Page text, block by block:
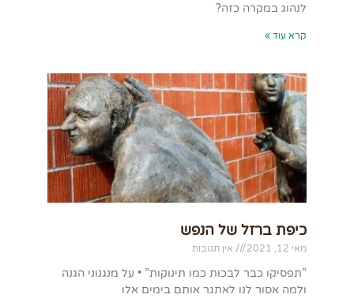
לנהוג במקרה כזה?
קרא עוד »
כיפת ברזל של הנפש
מאי 12, 2021 אין תגובות
”תפסיקו כבר לבכות כמו תינוקות” • על מנגנוני הגנה
ולמה אסור לנו לאתגר אותם בימים אלו